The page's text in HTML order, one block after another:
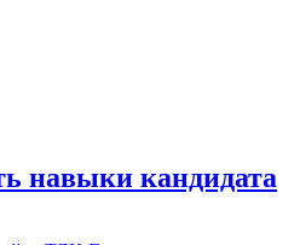
навыки кандидата